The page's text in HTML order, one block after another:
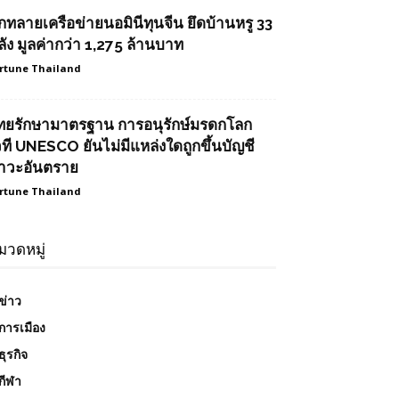
ทลายเครือข่ายนอมินีทุนจีน ยึดบ้านหรู 33
ง มูลค่ากว่า 1,275 ล้านบาท
Thailand
ยรักษามาตรฐาน การอนุรักษ์มรดกโลก
ที UNESCO ยันไม่มีแหล่งใดถูกขึ้นบัญชี
วะอันตราย
Thailand
วดหมู่
าว
ารเมือง
ธุรกิจ
ฬา